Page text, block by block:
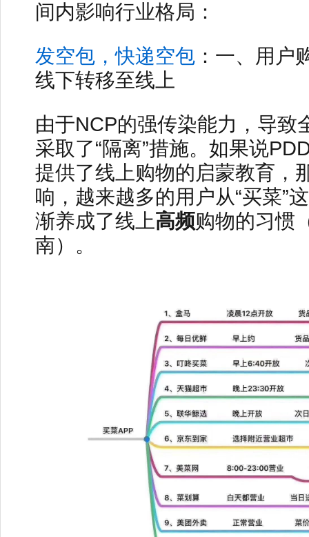
间内影响行业格局：
发空包，快递空包 ：一、用户
线下转移至线上
由于NCP的强传染能力，导致
采取了“隔离”措施。如果说
提供了线上购物的启蒙教育，
响，越来越多的用户从“买菜”
渐养成了线上高频购物的习惯
南）。